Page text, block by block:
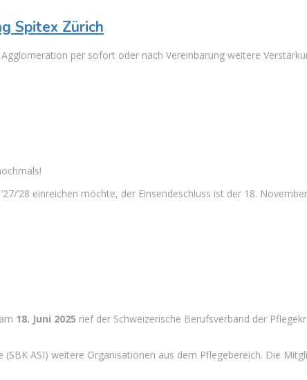
Spitex Zürich
per sofort oder nach Vereinbarung weitere
’28 einreichen möchte, der Einsendeschluss ist der 18.
18. Juni 2025 rief der Schweizerische Berufsverband der
ASI) weitere Organisationen aus dem Pflegebereich. Die